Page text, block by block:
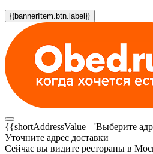
{{bannerItem.btn.label}}
{{shortAddressValue || 'Выберите
Уточните адрес доставки
Сейчас вы видите рестораны в